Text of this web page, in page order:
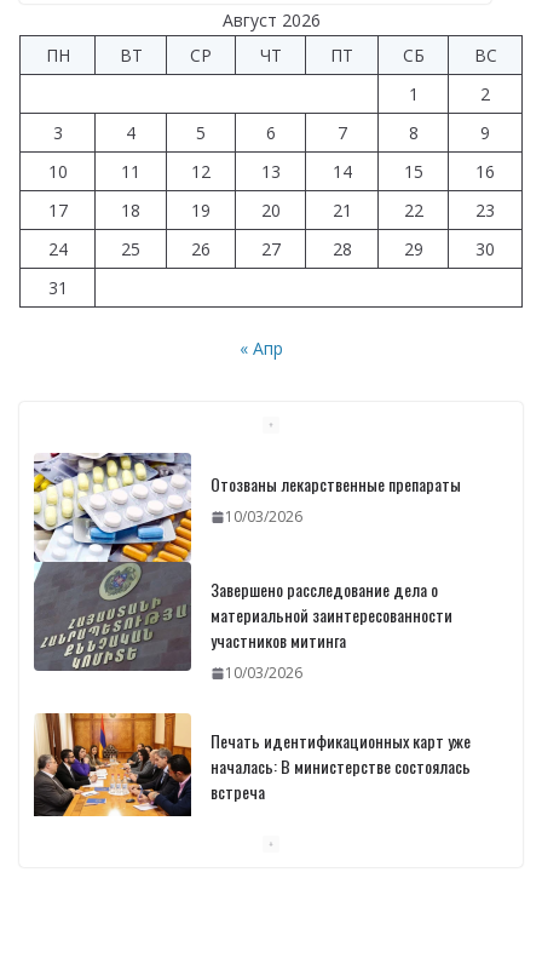
Август 2026
ПН
ВТ СР ЧТ ПТ СБ
ВС
1
2
3
4 5 6 7 8
9
10
11 12 13 14 15
16
17
18 19 20 21 22
23
24
25 26 27 28 29
30
31
« Апр
Отозваны лекарственные препараты
10/03/2026
Завершено расследование дела о
материальной заинтересованности
участников митинга
10/03/2026
Печать идентификационных карт уже
началась: В министерстве состоялась
встреча